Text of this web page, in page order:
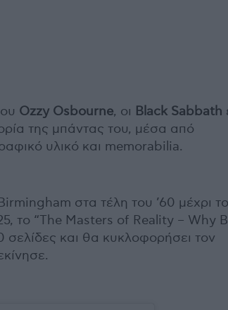
Ozzy Osbourne, οι Black Sabbath
της μπάντας του, μέσα από
υλικό και memorabilia.
στα τέλη του ’60 μέχρι το
το “The Masters of Reality – Why
και θα κυκλοφορήσει τον